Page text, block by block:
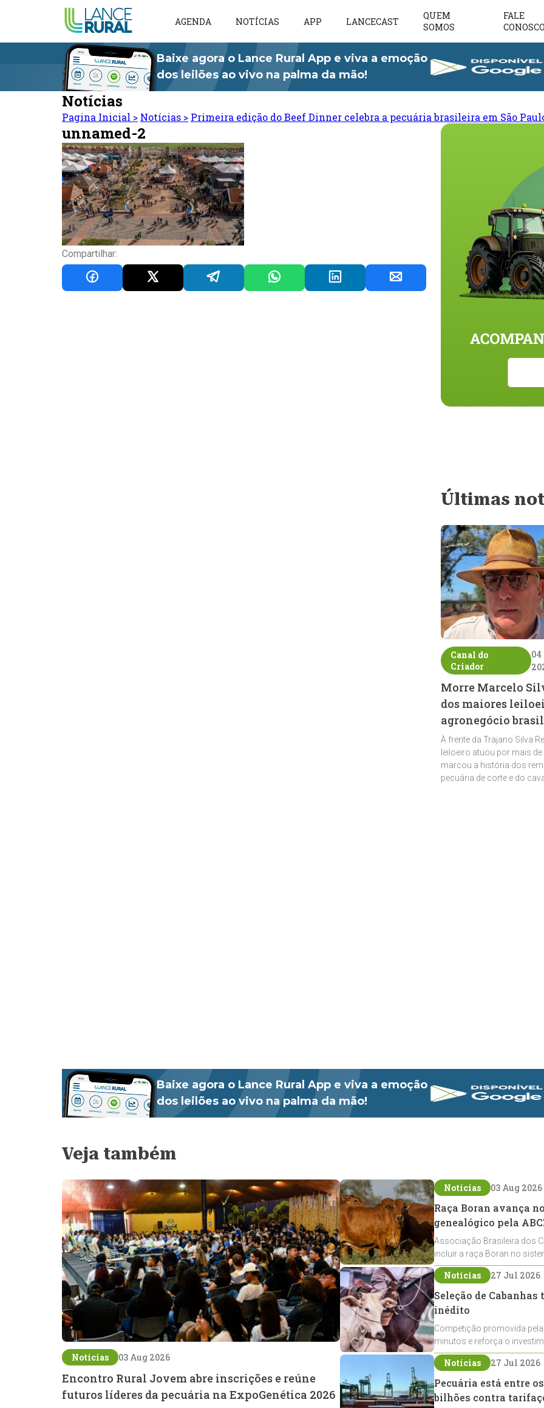
AGENDA NOTÍCIAS APP LANCECAST
QUEM
SOMOS
FALE
CONOSCO
Baixe agora o Lance Rural App e viva a emoção
dos leilões ao vivo na palma da mão!
Notícias
Pagina Inicial > Notícias > Primeira edição do Beef Dinner celebra a pecuária brasileira em São
unnamed-2
Compartilhar:
Últimas
Canal do
Criador
04
Morre Marcelo
dos maiores
agronegócio
À frente da Trajano Silva
leiloeiro atuou por mais
marcou a história dos
pecuária de corte e do
Baixe agora o Lance Rural App e viva a emoção
dos leilões ao vivo na palma da mão!
Veja também
Notícias 03 Aug 2026
Encontro Rural Jovem abre inscrições e reúne
futuros líderes da pecuária na ExpoGenética 2026
Notícias 03 Aug 2026
Raça Boran avança
genealógico pela
Associação Brasileira dos
incluir a raça Boran no
expansão na pecuária
Notícias 27 Jul 2026
Seleção de
inédito
Competição promovida
minutos e reforça o
Crioulos voltados ao laço
Notícias 27 Jul 2026
Pecuária está entre
bilhões contra